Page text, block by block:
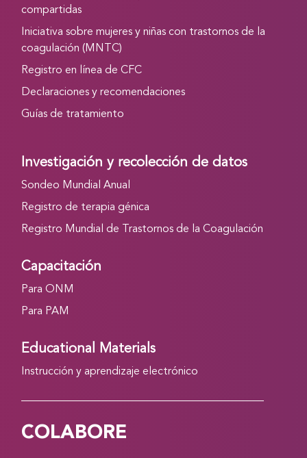
compartidas
Iniciativa sobre mujeres y niñas con trastornos de la
coagulación (MNTC)
Registro en línea de CFC
Declaraciones y recomendaciones
Guías de tratamiento
Investigación y recolección de datos
Sondeo Mundial Anual
Registro de terapia génica
Registro Mundial de Trastornos de la Coagulación
Capacitación
Para ONM
Para PAM
Educational Materials
Instrucción y aprendizaje electrónico
COLABORE